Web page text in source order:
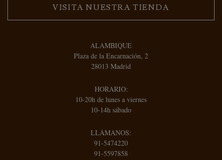
VISITA NUESTRA TIENDA
ALAMBIQUE
Plaza de la Encarnación, 2
28013 Madrid
HORARIO:
10-20h de lunes a viernes
10-14h sábado
LLÁMANOS:
91-5474220
91-5597858